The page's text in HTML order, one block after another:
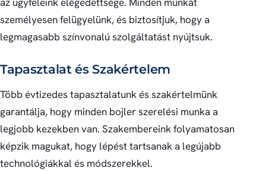
személyesen felügyelünk, és biztosítjuk, hogy a
legmagasabb színvonalú szolgáltatást nyújtsuk.
Tapasztalat és Szakértelem
Több évtizedes tapasztalatunk és szakértelmünk
garantálja, hogy minden bojler szerelési munka a
legjobb kezekben van. Szakembereink folyamatosan
képzik magukat, hogy lépést tartsanak a legújabb
technológiákkal és módszerekkel.